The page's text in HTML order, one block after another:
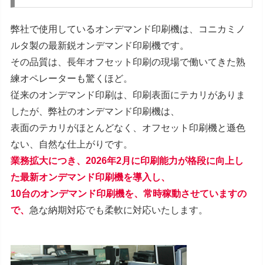
弊社で使用しているオンデマンド印刷機は、コニカミノ
ルタ製の最新鋭オンデマンド印刷機です。
その品質は、長年オフセット印刷の現場で働いてきた熟
練オペレーターも驚くほど。
従来のオンデマンド印刷は、印刷表面にテカリがありま
したが、弊社のオンデマンド印刷機は、
表面のテカリがほとんどなく、オフセット印刷機と遜色
ない、自然な仕上がりです。
業務拡大につき、2026年2月に印刷能力が格段に向上し
た最新オンデマンド印刷機を導入 し、
10台のオンデマンド印刷機を、常時稼動させていますの
で、 急な納期対応でも柔軟に対応いたします。